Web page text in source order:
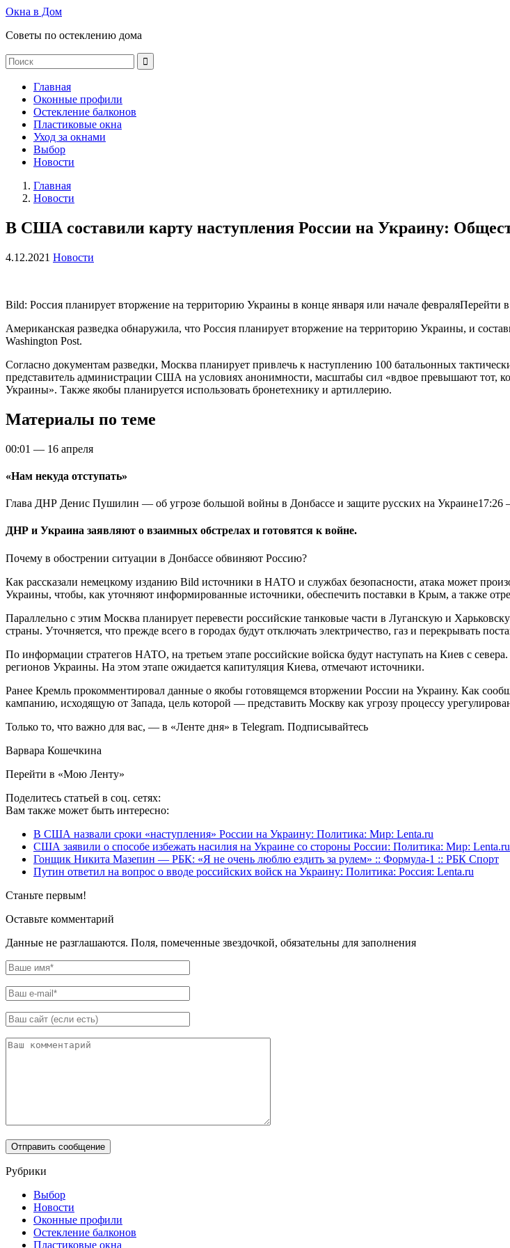
Окна в Дом
Советы по остеклению дома
Главная
Оконные профили
Остекление балконов
Пластиковые окна
Уход за окнами
Выбор
Новости
Главная
Новости
В США составили карту наступления России на Украину:
4.12.2021 Новости
Bild: Россия планирует вторжение на территорию Украины в конце января или начале
Американская разведка обнаружила, что Россия планирует вторжение на территорию Украины, и
Washington Post.
Согласно документам разведки, Москва планирует привлечь к наступлению 100 батальонных
представитель администрации США на условиях анонимности, масштабы сил «вдвое превышают тот,
Украины». Также якобы планируется использовать бронетехнику и артиллерию.
Материалы по теме
00:01 — 16 апреля
«Нам некуда отступать»
Глава ДНР Денис Пушилин — об угрозе большой войны в Донбассе и защите русских на Украине17:26
ДНР и Украина заявляют о взаимных обстрелах и готовятся к войне.
Почему в обострении ситуации в Донбассе обвиняют Россию?
Как рассказали немецкому изданию Bild источники в НАТО и службах безопасности, атака может
Украины, чтобы, как уточняют информированные источники, обеспечить поставки в Крым, а также
Параллельно с этим Москва планирует перевести российские танковые части в Луганскую и
страны. Уточняется, что прежде всего в городах будут отключать электричество, газ и перекрывать
По информации стратегов НАТО, на третьем этапе российские войска будут наступать на Киев с
регионов Украины. На этом этапе ожидается капитуляция Киева, отмечают источники.
Ранее Кремль прокомментировал данные о якобы готовящемся вторжении России на Украину. Как
кампанию, исходящую от Запада, цель которой — представить Москву как угрозу процессу
Только то, что важно для вас, — в «Ленте дня» в Telegram. Подписывайтесь
Варвара Кошечкина
Перейти в «Мою Ленту»
Поделитесь статьей в соц. сетях:
Вам также может быть интересно:
В США назвали сроки «наступления» России на Украину: Политика: Мир: Lenta.ru
США заявили о способе избежать насилия на Украине со стороны России: Политика: Мир: Lenta.ru
Гонщик Никита Мазепин — РБК: «Я не очень люблю ездить за рулем» :: Формула-1 :: РБК Спорт
Путин ответил на вопрос о вводе российских войск на Украину: Политика: Россия: Lenta.ru
Станьте первым!
Оставьте комментарий
Данные не разглашаются. Поля, помеченные звездочкой, обязательны для заполнения
Рубрики
Выбор
Новости
Оконные профили
Остекление балконов
Пластиковые окна